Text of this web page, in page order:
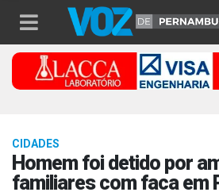
CIDADES
Homem foi detido por
familiares com faca em